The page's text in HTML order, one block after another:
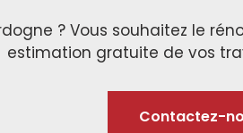
? Vous souhaitez le
estimation gratuite de vos
Contactez-